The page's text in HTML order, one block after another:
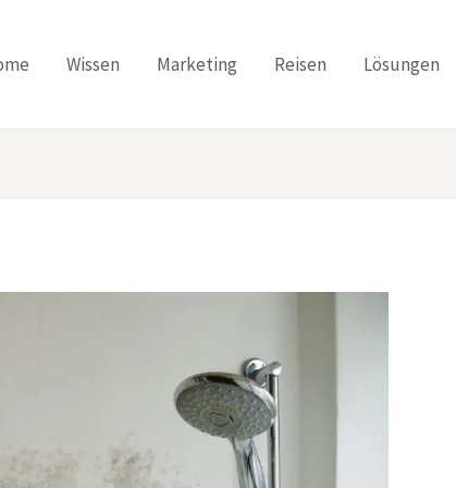
Wissen Marketing Reisen Lösungen